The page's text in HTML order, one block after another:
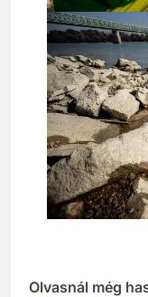
Olvasnál még